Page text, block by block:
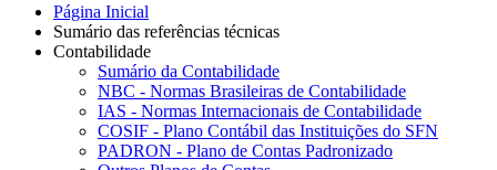
Página Inicial
Sumário das referências técnicas
Contabilidade
Sumário da Contabilidade
NBC - Normas Brasileiras de Contabilidade
IAS - Normas Internacionais de Contabilidade
COSIF - Plano Contábil das Instituições do SFN
PADRON - Plano de Contas Padronizado